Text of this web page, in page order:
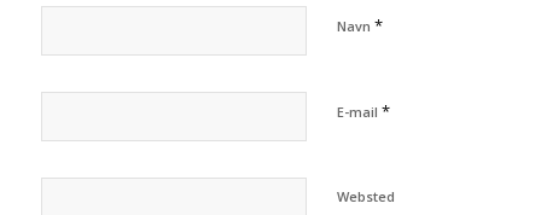
Navn *
E-mail *
Websted